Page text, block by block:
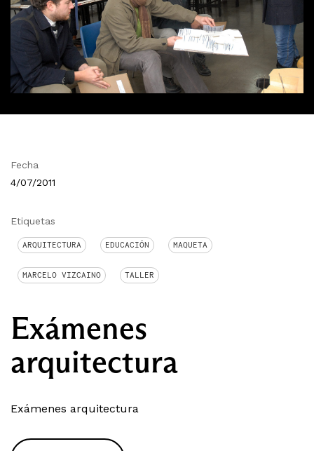
Fecha
4/07/2011
Etiquetas
ARQUITECTURA EDUCACIÓN MAQUETA
MARCELO VIZCAINO TALLER
Exámenes
arquitectura
Exámenes arquitectura